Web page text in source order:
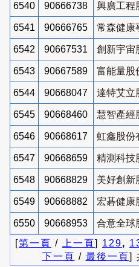
6540 90666738 興廣工程
6541 90666765 常森健康
6542 90667531 創新宇宙
6543 90667589 富能量股
6544 90668047 達特艾立
6545 90668460 慧智產經
6546 90668617 虹鑫股份
6547 90668659 精測科技
6548 90668829 美好創新
6549 90668882 宏碁健康
6550 90668953
合意全球
[第一頁 / 上一頁] 129,
下一頁 / 最後一頁]